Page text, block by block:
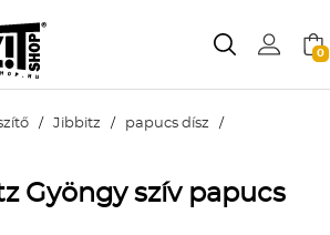
0
/ Jibbitz / papucs dísz /
Gyöngy szív papucs